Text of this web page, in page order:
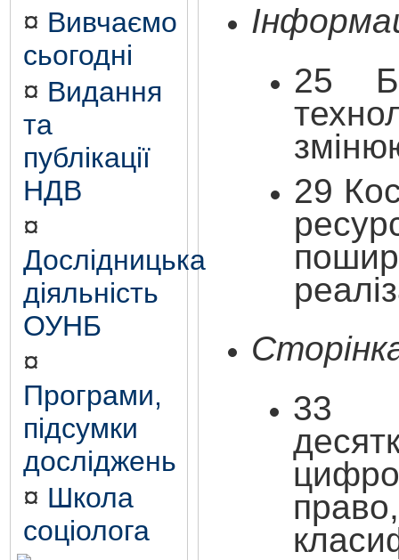
¤ Вивчаємо
сьогодні
¤ Видання
та
публікації
НДВ
¤
Дослідницька
діяльність
ОУНБ
¤
Програми,
підсумки
досліджень
¤ Школа
соціолога
25
29
33